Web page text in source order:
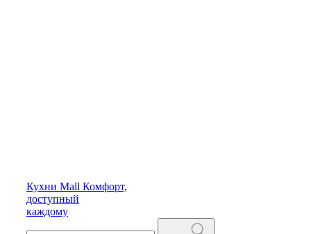
Кухни Mall Комфорт,
доступный
каждому